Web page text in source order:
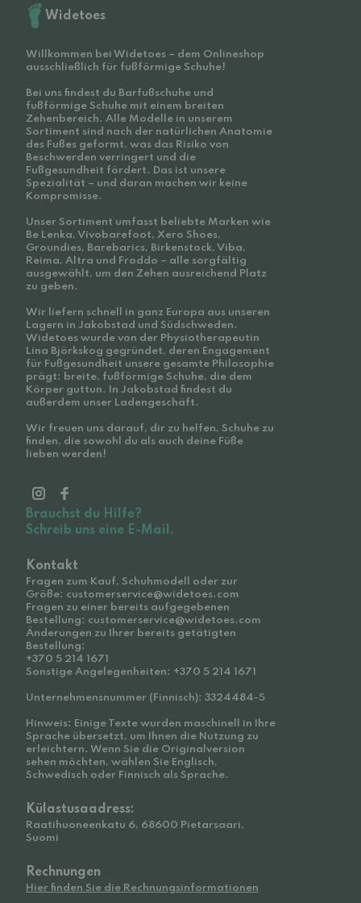
Widetoes
Willkommen bei Widetoes – dem Onlineshop
ausschließlich für fußförmige Schuhe!
Bei uns findest du Barfußschuhe und
fußförmige Schuhe mit einem breiten
Zehenbereich. Alle Modelle in unserem
Sortiment sind nach der natürlichen Anatomie
des Fußes geformt, was das Risiko von
Beschwerden verringert und die
Fußgesundheit fördert. Das ist unsere
Spezialität – und daran machen wir keine
Kompromisse.
Unser Sortiment umfasst beliebte Marken wie
Be Lenka, Vivobarefoot, Xero Shoes,
Groundies, Barebarics, Birkenstock, Viba,
Reima, Altra und Froddo – alle sorgfältig
ausgewählt, um den Zehen ausreichend Platz
zu geben.
Wir liefern schnell in ganz Europa aus unseren
Lagern in Jakobstad und Südschweden.
Widetoes wurde von der Physiotherapeutin
Lina Björkskog gegründet, deren Engagement
für Fußgesundheit unsere gesamte Philosophie
prägt: breite, fußförmige Schuhe, die dem
Körper guttun. In Jakobstad findest du
außerdem unser Ladengeschäft.
Wir freuen uns darauf, dir zu helfen, Schuhe zu
finden, die sowohl du als auch deine Füße
lieben werden!
Brauchst du Hilfe?
Schreib uns eine E-Mail.
Kontakt
Fragen zum Kauf, Schuhmodell oder zur
Größe: customerservice@widetoes.com
Fragen zu einer bereits aufgegebenen
Bestellung: customerservice@widetoes.com
Änderungen zu Ihrer bereits getätigten
Bestellung:
+370 5 214 1671
Sonstige Angelegenheiten: +370 5 214 1671
Unternehmensnummer (Finnisch): 3324484-5
Hinweis: Einige Texte wurden maschinell in Ihre
Sprache übersetzt, um Ihnen die Nutzung zu
erleichtern. Wenn Sie die Originalversion
sehen möchten, wählen Sie Englisch,
Schwedisch oder Finnisch als Sprache.
Külastusaadress:
Raatihuoneenkatu 6, 68600 Pietarsaari,
Suomi
Rechnungen
Hier finden Sie die Rechnungsinformationen